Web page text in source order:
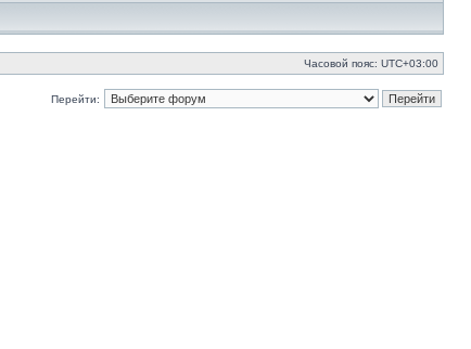
Часовой пояс: UTC+03:00
Перейти: